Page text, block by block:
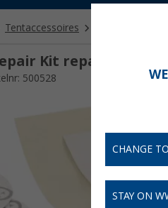
Tentaccessoires
Kit reparatieset
500528
CHANGE
STAY ON